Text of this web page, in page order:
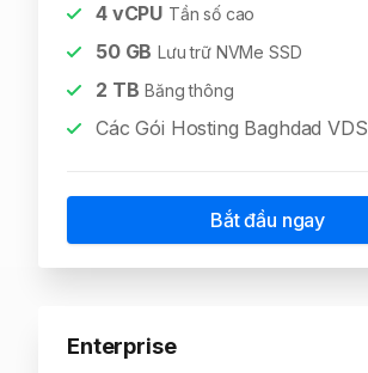
4vCPU Tần số cao
50GB Lưu trữ NVMe SSD
2 TB Băng thông
Các Gói Hosting Baghdad VDS
Bắt đầu ngay
Enterprise